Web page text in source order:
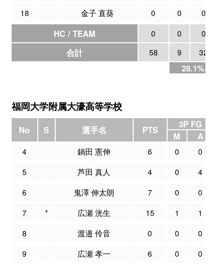
18
金子 直葵 0 0 0
HC / TEAM 0 0 0
合計 58 9 32
28.1%
福岡大学附属大濠高等学校
No S 選手名 PTS
3P FG
M
A
4 鍋田 憲伸 6 0
0
5
芦田 真人 4 0
4
6
鬼澤 伸太朗 7 0
0
7
* 広瀬 洸生 15 1
1
8
渡邉 伶音 0 0
0
9
広瀬 孝一 6 0 0